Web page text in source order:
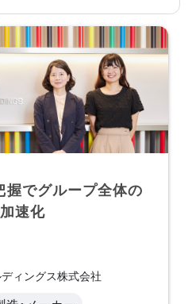
でグループ全体の
速化
ィングス株式会社